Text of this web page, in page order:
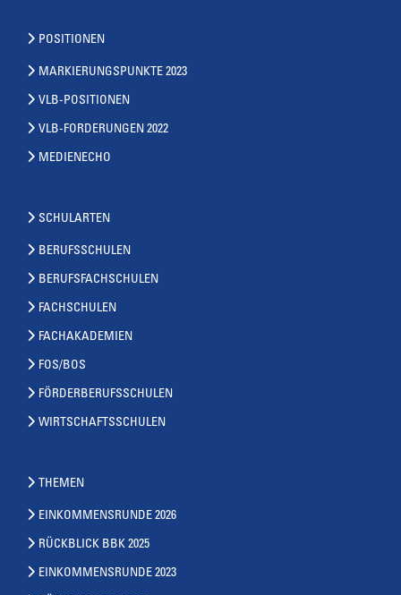
POSITIONEN
MARKIERUNGSPUNKTE 2023
VLB-POSITIONEN
VLB-FORDERUNGEN 2022
MEDIENECHO
SCHULARTEN
BERUFSSCHULEN
BERUFSFACHSCHULEN
FACHSCHULEN
FACHAKADEMIEN
FOS/BOS
FÖRDERBERUFSSCHULEN
WIRTSCHAFTSSCHULEN
THEMEN
EINKOMMENSRUNDE 2026
RÜCKBLICK BBK 2025
EINKOMMENSRUNDE 2023